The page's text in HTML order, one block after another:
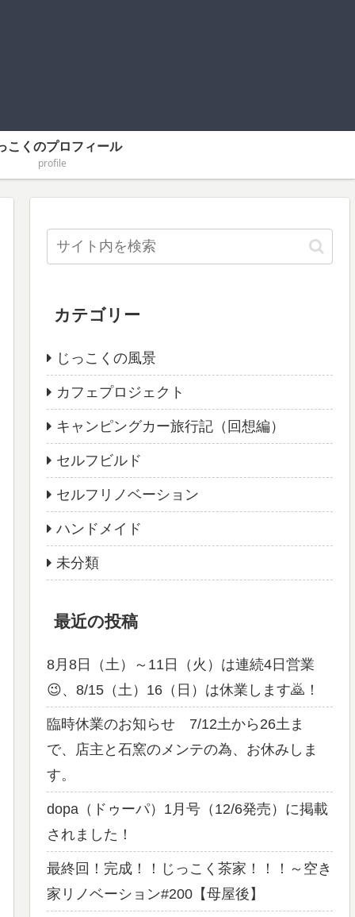
こくのプロフィール
profile
カテゴリー
じっこくの風景
カフェプロジェクト
キャンピングカー旅行記（回想編）
セルフビルド
セルフリノベーション
ハンドメイド
未分類
最近の投稿
8月8日（土）～11日（火）は連続4日営業
😉、8/15（土）16（日）は休業します🙇！
臨時休業のお知らせ 7/12土から26土ま
で、店主と石窯のメンテの為、お休みしま
す。
dopa（ドゥーパ）1月号（12/6発売）に掲載
されました！
最終回！完成！！じっこく茶家！！！～空き
家リノベーション#200【母屋後】